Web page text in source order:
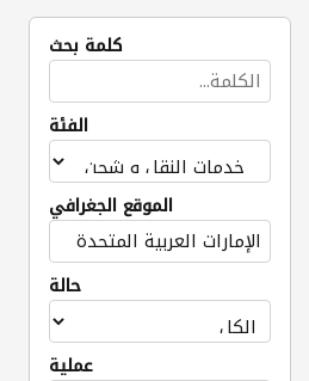
كلمة بحث
الفئة
الموقع الجغرافي
حالة
عملية